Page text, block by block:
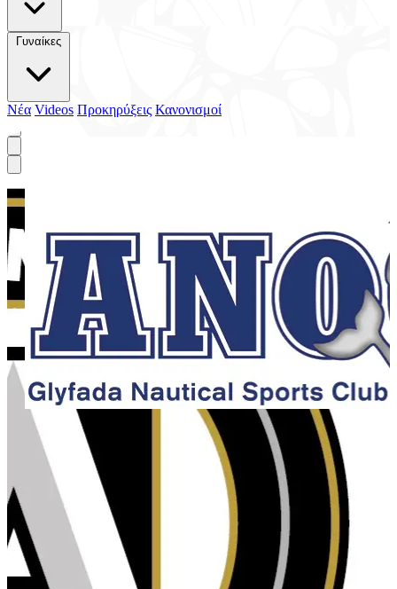
Γυναίκες
Νέα Videos Προκηρύξεις Κανονισμοί